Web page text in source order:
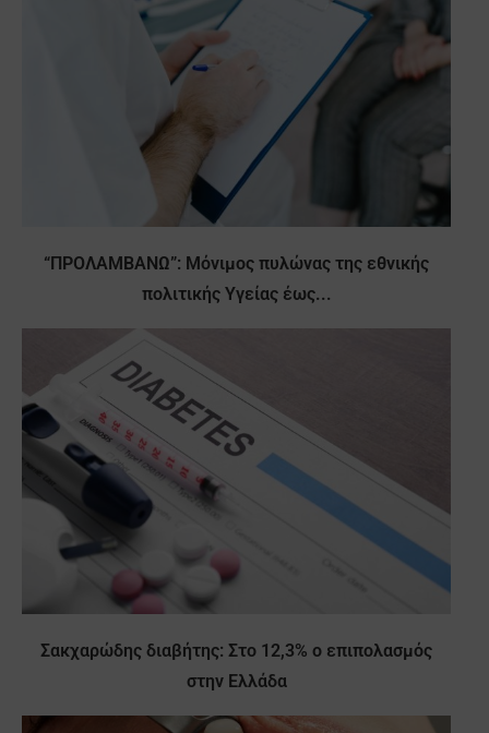
“ΠΡΟΛΑΜΒΑΝΩ”: Μόνιμος πυλώνας της εθνικής
πολιτικής Υγείας έως...
Σακχαρώδης διαβήτης: Στο 12,3% ο επιπολασμός
στην Ελλάδα